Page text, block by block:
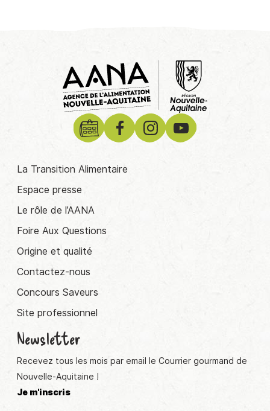
La Transition Alimentaire
Espace presse
Le rôle de l’AANA
Foire Aux Questions
Origine et qualité
Contactez-nous
Concours Saveurs
Site professionnel
Newsletter
Recevez tous les mois par email le Courrier gourmand de
Nouvelle-Aquitaine !
Je m'inscris